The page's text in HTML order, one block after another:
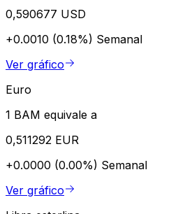
0,590677 USD
+0.0010 (0.18%) Semanal
Ver gráfico
Euro
1 BAM equivale a
0,511292 EUR
+0.0000 (0.00%) Semanal
Ver gráfico